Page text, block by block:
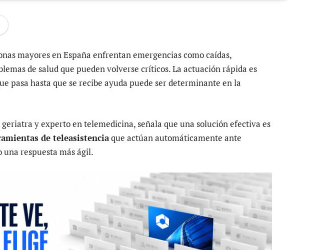
mayores en España enfrentan emergencias como caídas,
de salud que pueden volverse críticos. La actuación rápida es
pasa hasta que se recibe ayuda puede ser determinante en la
y experto en telemedicina, señala que una solución efectiva es
de teleasistenciaque actúan automáticamente ante
respuesta más ágil.